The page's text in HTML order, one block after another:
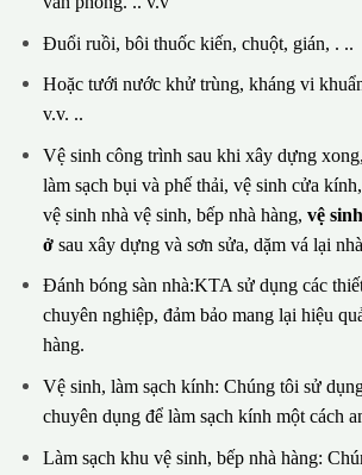
Đuổi ruồi, bôi thuốc kiến, chuột, gián, . ..
Hoặc tưới nước khử trùng, kháng vi
v.v. ..
Vệ sinh công trình sau khi xây dựng
làm sạch bụi và phế thải, vệ sinh cửa
vệ sinh nhà vệ sinh, bếp nhà hàng, vệ
ởsau xây dựng và sơn sửa, dặm vá lại
Đánh bóng sàn nhà:KTA sử dụng các
chuyên nghiệp, đảm bảo mang lại hiệu
hàng.
Vệ sinh, làm sạch kính: Chúng tôi sử
chuyên dụng để làm sạch kính một cách
Làm sạch khu vệ sinh, bếp nhà hàng: